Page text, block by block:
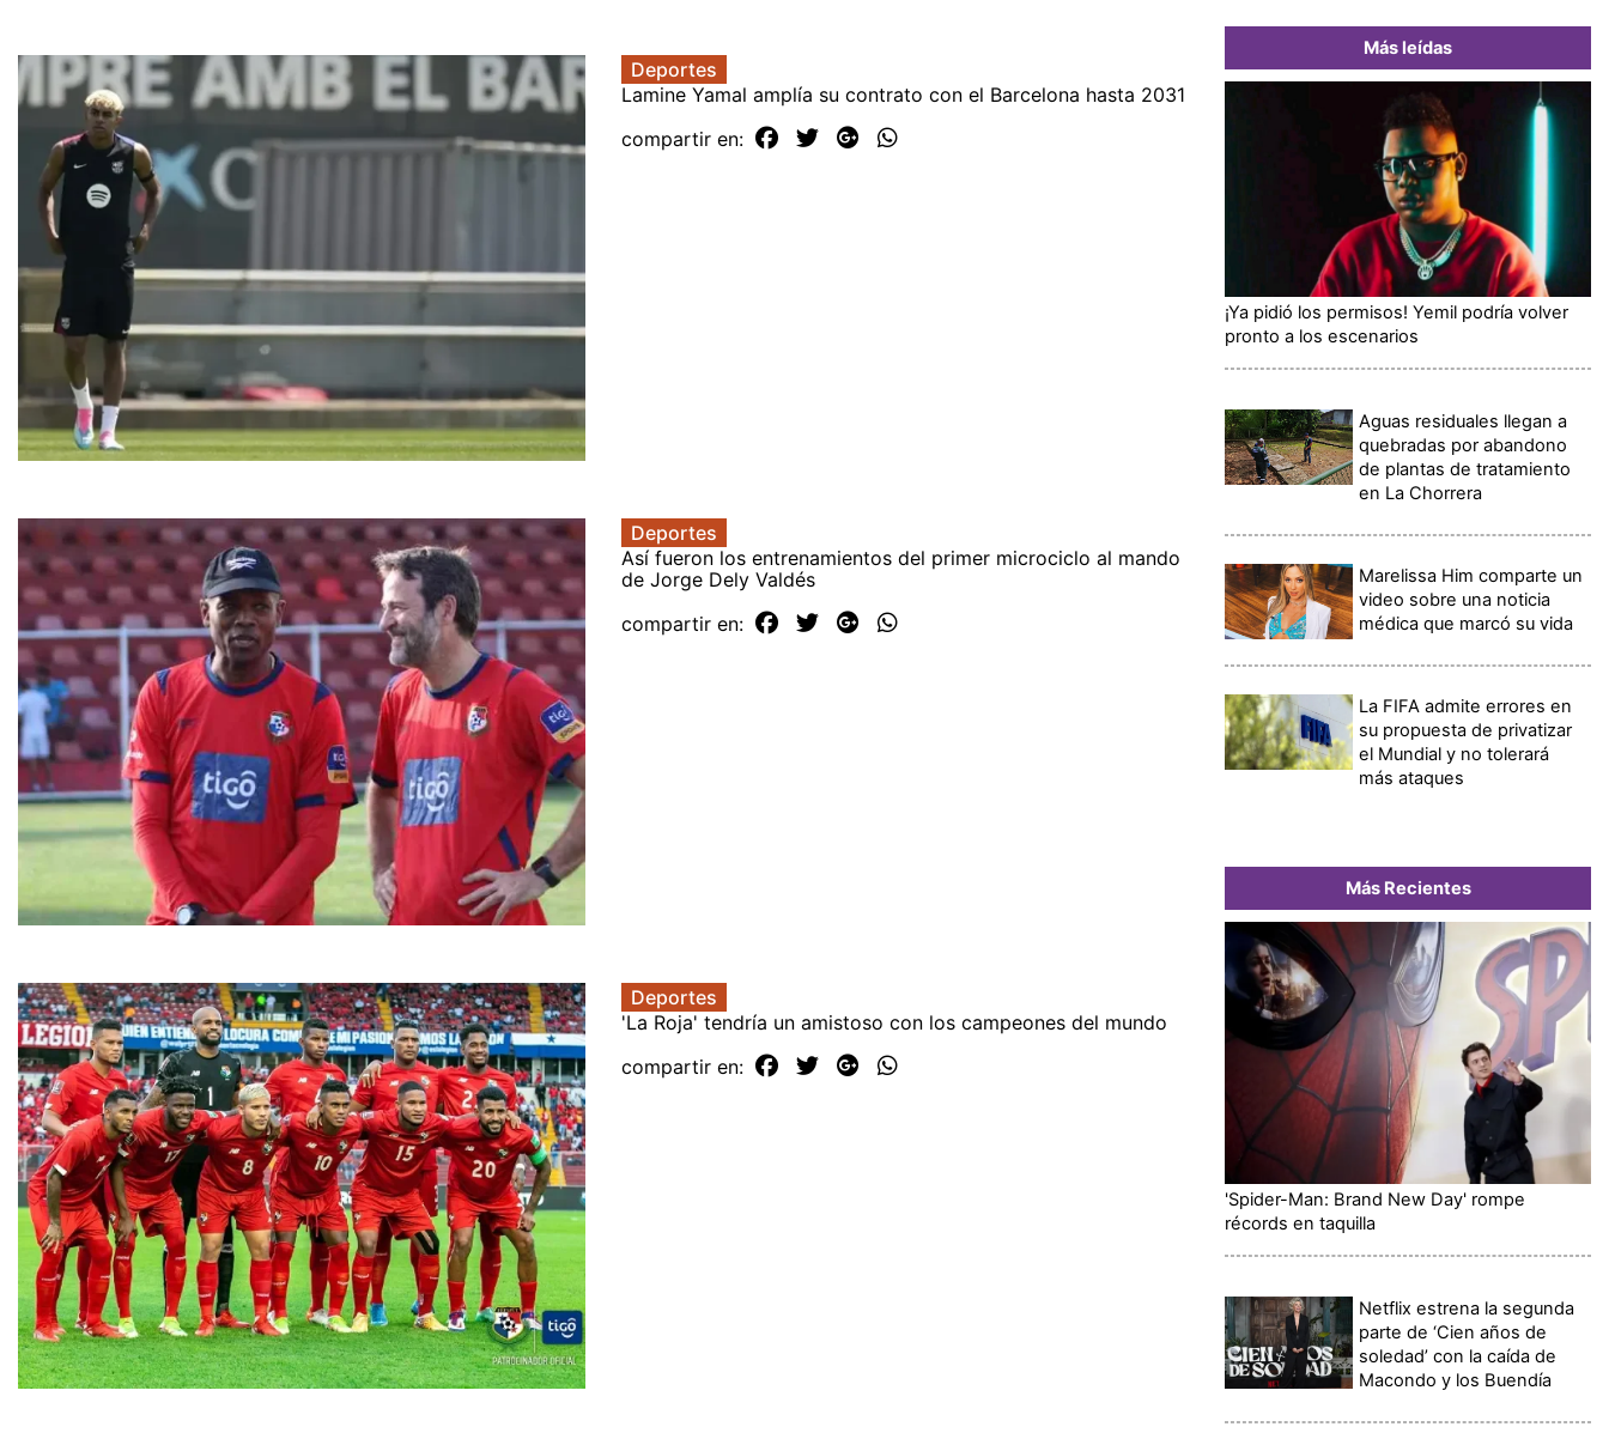
Deportes
Lamine Yamal amplía su contrato con el Barcelona hasta 2031
compartir en:
Deportes
Así fueron los entrenamientos del primer microciclo al mando
de Jorge Dely Valdés
compartir en:
Deportes
'La Roja' tendría un amistoso con los campeones del mundo
compartir en:
Más leídas
¡Ya pidió los permisos! Yemil podría volver
pronto a los escenarios
Aguas residuales llegan a
quebradas por abandono
de plantas de tratamiento
en La Chorrera
Marelissa Him comparte un
video sobre una noticia
médica que marcó su vida
La FIFA admite errores en
su propuesta de privatizar
el Mundial y no tolerará
más ataques
Más Recientes
'Spider-Man: Brand New Day' rompe
récords en taquilla
Netflix estrena la segunda
parte de ‘Cien años de
soledad’ con la caída de
Macondo y los Buendía